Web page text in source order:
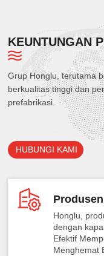
KEUNTUNGAN
Grup Honglu, terutama
berkualitas tinggi dan
prefabrikasi.
HUBUNGI KAMI
Honglu,
dengan
Efektif
Menghemat